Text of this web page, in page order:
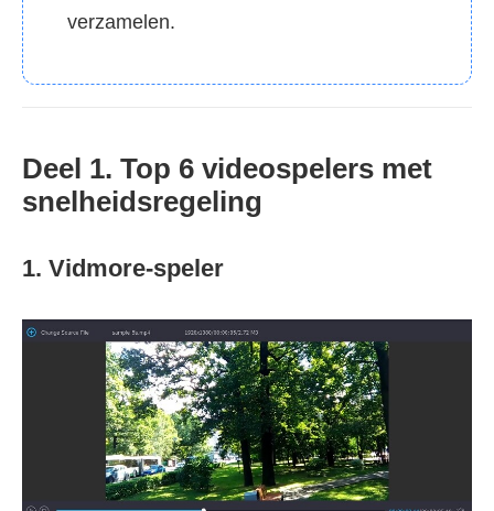
verzamelen.
Deel 1. Top 6 videospelers met
snelheidsregeling
1. Vidmore-speler